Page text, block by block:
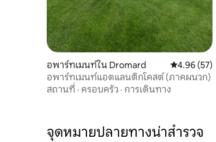
อพาร์ทเมนท์ใน Dromard คะแนนเฉลี่ย
4.96 (57)
อพาร์ทเมนท์แอตแลนติกโคสต์ (ภาคผนวก)
สถานที่ · ครอบครัว · การเดินทาง
จุดหมายปลายทางน่าสำรวจ